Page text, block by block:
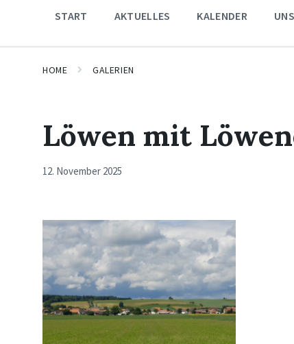
START AKTUELLES KALENDER
HOME GALERIEN
Löwen mit
12. November 2025